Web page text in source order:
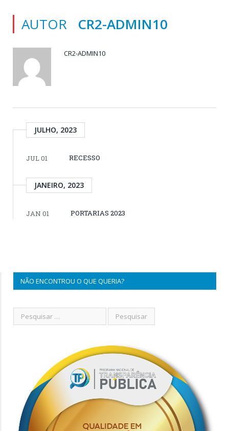
AUTOR CR2-ADMIN10
CR2-ADMIN10
JULHO, 2023
JUL 01 RECESSO
JANEIRO, 2023
JAN 01 PORTARIAS 2023
NÃO ENCONTROU O QUE QUERIA?